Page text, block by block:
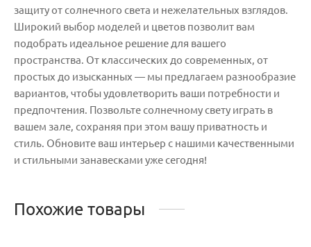
защиту от солнечного света и нежелательных взглядов.
Широкий выбор моделей и цветов позволит вам
подобрать идеальное решение для вашего
пространства. От классических до современных, от
простых до изысканных — мы предлагаем разнообразие
вариантов, чтобы удовлетворить ваши потребности и
предпочтения. Позвольте солнечному свету играть в
вашем зале, сохраняя при этом вашу приватность и
стиль. Обновите ваш интерьер с нашими качественными
и стильными занавесками уже сегодня!
Похожие товары